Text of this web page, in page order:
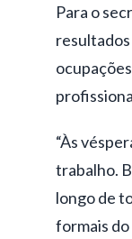
Para o
“Às
trabalho.
longo de
formais do